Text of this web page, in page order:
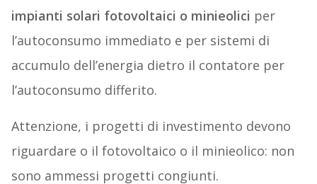
impianti solari fotovoltaici o minieolici per
l’autoconsumo immediato e per sistemi di
accumulo dell’energia dietro il contatore per
l’autoconsumo differito.
Attenzione, i progetti di investimento devono
riguardare o il fotovoltaico o il minieolico: non
sono ammessi progetti congiunti.